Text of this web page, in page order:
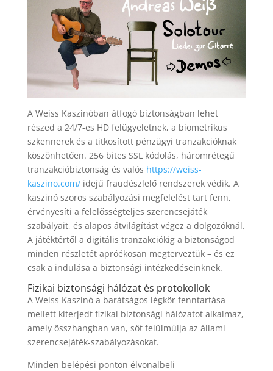
A Weiss Kaszinóban átfogó biztonságban lehet
részed a 24/7-es HD felügyeletnek, a biometrikus
szkennerek és a titkosított pénzügyi tranzakcióknak
köszönhetően. 256 bites SSL kódolás, háromrétegű
tranzakcióbiztonság és valós https://weiss-
kaszino.com/idejű fraudészlelő rendszerek védik. A
kaszinó szoros szabályozási megfelelést tart fenn,
érvényesíti a felelősségteljes szerencsejáték
szabályait, és alapos átvilágítást végez a dolgozóknál.
A játéktértől a digitális tranzakciókig a biztonságod
minden részletét apróékosan megterveztük – és ez
csak a indulása a biztonsági intézkedéseinknek.
Fizikai biztonsági hálózat és protokollok
A Weiss Kaszinó a barátságos légkör fenntartása
mellett kiterjedt fizikai biztonsági hálózatot alkalmaz,
amely összhangban van, sőt felülmúlja az állami
szerencsejáték-szabályozásokat.
Minden belépési ponton élvonalbeli